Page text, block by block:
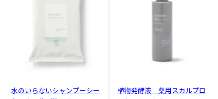
水のいらないシャンプーシー
植物発酵液 薬用スカルプロ